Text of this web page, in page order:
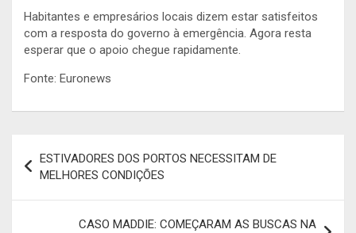
Habitantes e empresários locais dizem estar satisfeitos
com a resposta do governo à emergência. Agora resta
esperar que o apoio chegue rapidamente.
Fonte: Euronews
de
artigos
ESTIVADORES DOS PORTOS NECESSITAM DE
MELHORES CONDIÇÕES
CASO MADDIE: COMEÇARAM AS BUSCAS NA